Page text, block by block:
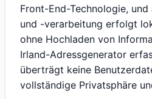
Front-End-Technologie,
und -verarbeitung erfolgt
ohne Hochladen von
Irland-Adressgenerator
überträgt keine
vollständige Privatsphäre